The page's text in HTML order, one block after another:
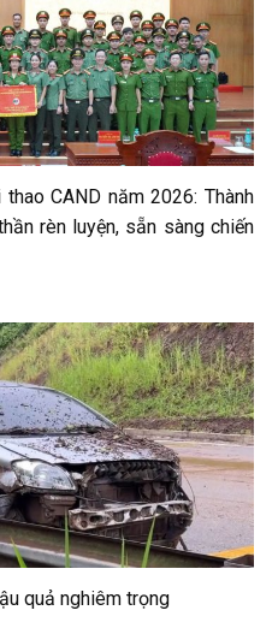
CAND năm 2026: Thành
rèn luyện, sẵn sàng chiến
quả nghiêm trọng